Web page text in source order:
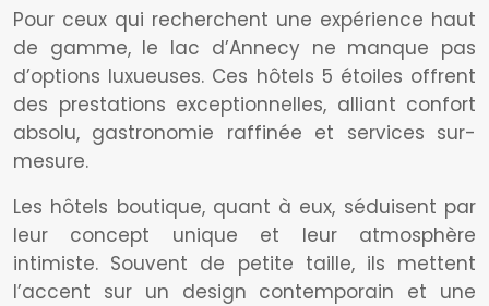
Pour ceux qui recherchent une expérience haut
de gamme, le lac d’Annecy ne manque pas
d’options luxueuses. Ces hôtels 5 étoiles offrent
des prestations exceptionnelles, alliant confort
absolu, gastronomie raffinée et services sur-
mesure.
Les hôtels boutique, quant à eux, séduisent par
leur concept unique et leur atmosphère
intimiste. Souvent de petite taille, ils mettent
l’accent sur un design contemporain et une